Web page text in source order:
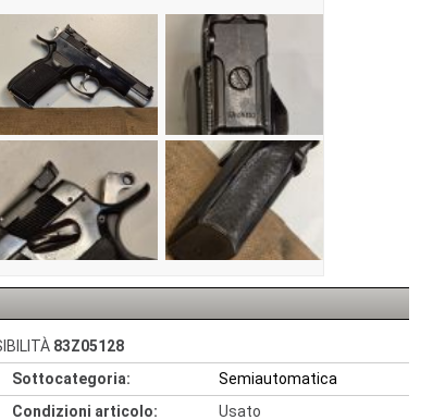
83Z05128
Sottocategoria:
Semiautomatica
Condizioni articolo: Usato